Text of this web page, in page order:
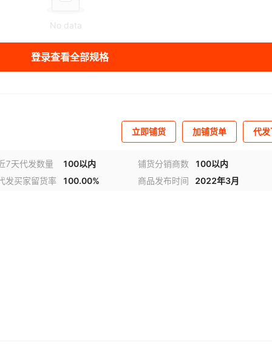
No data
登录查看全部规格
立即铺货 加铺货单 代
7天代发数量 100以内 铺货分销商数
100以内
发买家留货率
100.00% 商品发布时间 2022年3月